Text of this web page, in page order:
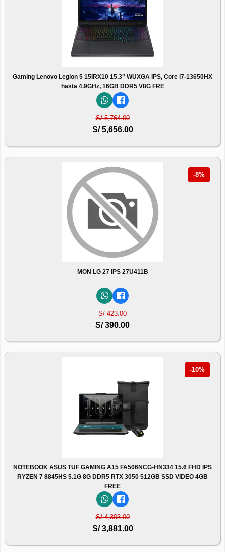
Gaming Lenovo Legion 5 15IRX10 15.3" WUXGA IPS, Core i7-13650HX
hasta 4.9GHz, 16GB DDR5 V8G FRE
S/ 5,764.00
S/ 5,656.00
-8%
MON LG 27 IPS 27U411B
S/ 423.00
S/ 390.00
-10%
NOTEBOOK ASUS TUF GAMING A15 FA506NCG-HN334 15.6 FHD IPS
RYZEN 7 8845HS 5.1G 8G DDR5 RTX 3050 512GB SSD VIDEO 4GB
FREE
S/ 4,303.00
S/ 3,881.00